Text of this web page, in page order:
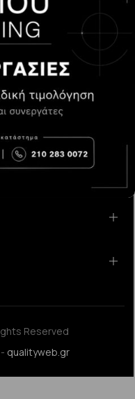
15232, Χαλάνδρι
Reserved
qualityweb.gr